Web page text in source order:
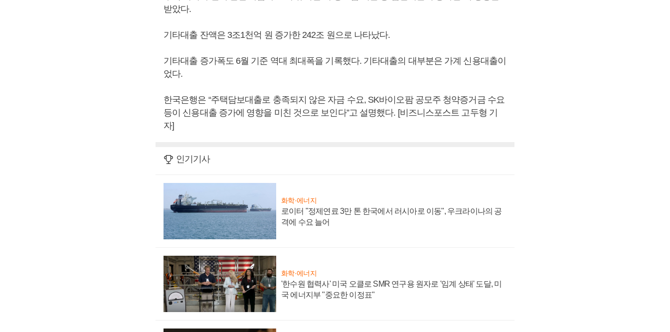
받았다.
기타대출 잔액은 3조1천억 원 증가한 242조 원으로 나타났다.
기타대출 증가폭도 6월 기준 역대 최대폭을 기록했다. 기타대출의 대부분은 가계 신용대출이
었다.
한국은행은 “주택담보대출로 충족되지 않은 자금 수요, SK바이오팜 공모주 청약증거금 수요
등이 신용대출 증가에 영향을 미친 것으로 보인다”고 설명했다. [비즈니스포스트 고두형 기
자]
인기기사
화학·에너지
로이터 "정제연료 3만 톤 한국에서 러시아로 이동", 우크라이나의 공
격에 수요 늘어
화학·에너지
'한수원 협력사' 미국 오클로 SMR 연구용 원자로 '임계 상태' 도달, 미
국 에너지부 "중요한 이정표"